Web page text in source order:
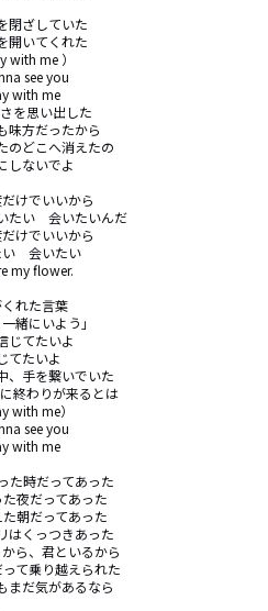
閉ざしていた
開いてくれた
with me ）
see you
with me
を思い出した
味方だったから
のどこへ消えたの
しないでよ
けでいいから
たい　会いたいんだ
けでいいから
　会いたい
my flower.
れた言葉
一緒にいよう」
じてたいよ
てたいよ
、手を繋いでいた
終わりが来るとは
with me）
see you
with me
た時だってあった
夜だってあった
朝だってあった
はくっつきあった
ら、君といるから
て乗り越えられた
まだ気があるなら